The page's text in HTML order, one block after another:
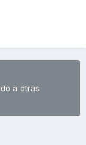
a otras